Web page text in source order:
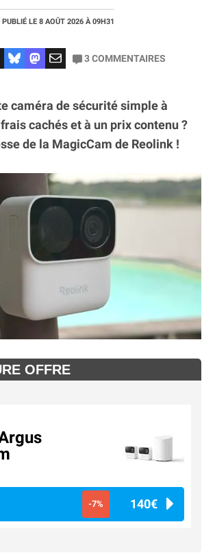
PUBLIÉ LE 8 AOÛT 2026 À 09H31
3COMMENTAIRES
caméra de sécurité simple à
cachés et à un prix contenu ?
de la MagicCam de Reolink !
OFFRE
-7% 140€